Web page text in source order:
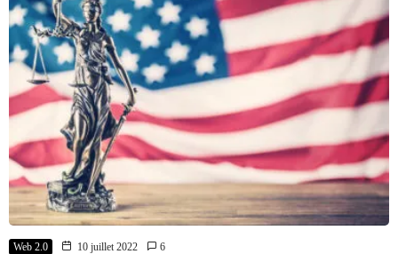
Web 2.0 10 juillet 2022 6